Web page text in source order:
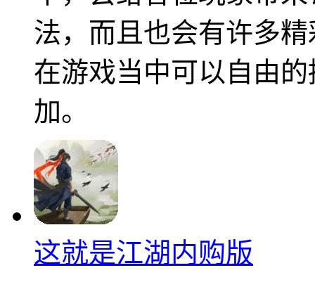
法，而且也会有许多
在游戏当中可以自由
加。
这就是江湖内购版